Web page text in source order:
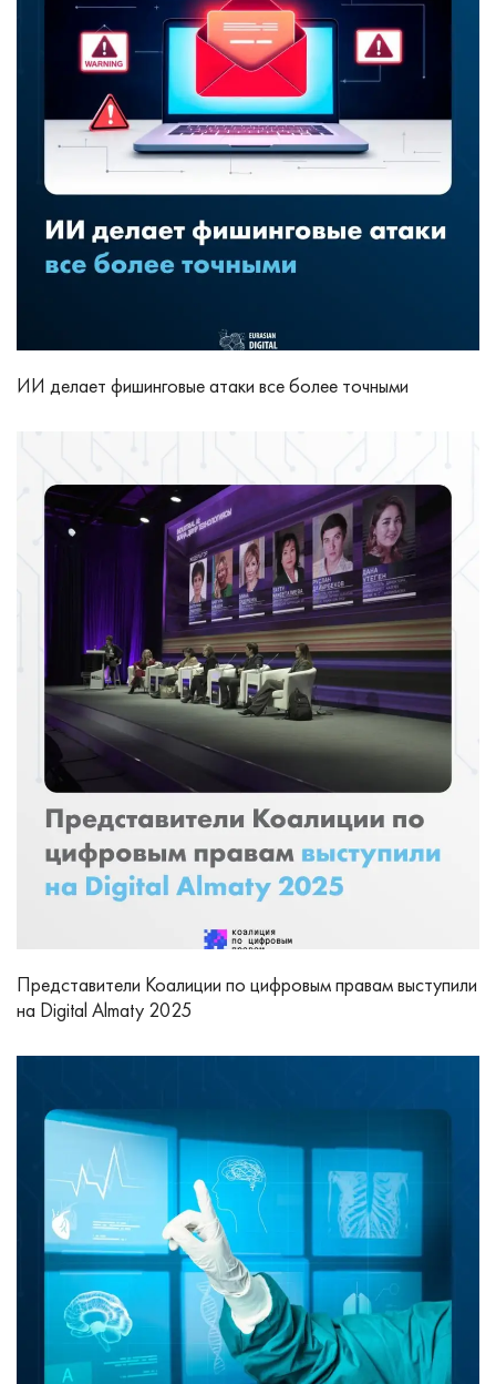
ИИ делает фишинговые атаки все более точными
Представители Коалиции по цифровым правам выступили
на Digital Almaty 2025